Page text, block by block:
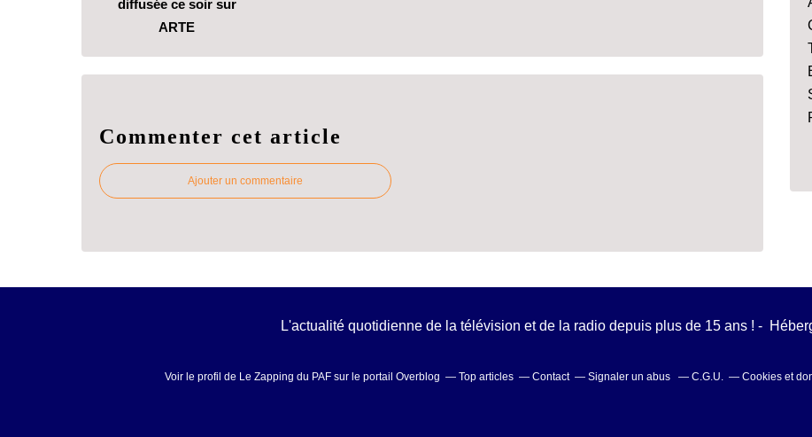
diffusée ce soir sur
ARTE
Commenter cet article
Ajouter un commentaire
L'actualité quotidienne de la télévision et de la radio depuis plus de 15 ans ! -
Voir le profil de Le Zapping du PAFsur le portail Overblog Top articles Contact Signaler un abus C.G.U. Cookies et